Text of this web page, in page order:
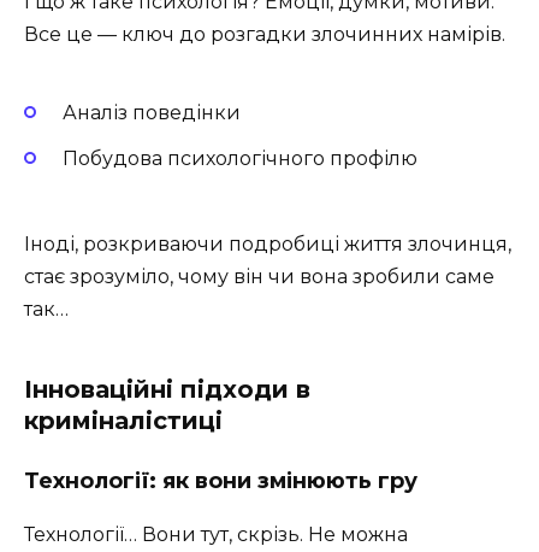
Все це — ключ до розгадки злочинних намірів.
Аналіз поведінки
Побудова психологічного профілю
Іноді, розкриваючи подробиці життя злочинця,
стає зрозуміло, чому він чи вона зробили саме
так…
Інноваційні підходи в
криміналістиці
Технології: як вони змінюють гру
Технології… Вони тут, скрізь. Не можна